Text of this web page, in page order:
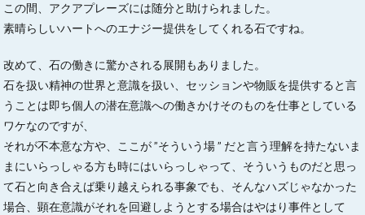
この間、アクアプレーズには随分と助けられました。
素晴らしいハートへのエナジー提供をしてくれる石ですね。
改めて、石の働きに驚かされる展開もありました。
石を扱い精神の世界と意識を扱い、セッションや物販を提供すると言
うことは即ち個人の潜在意識への働きかけそのものを仕事としている
ワケなのですが、
それが不本意な方や、ここが ”そういう場 ” だと言う理解を持たないま
まにいらっしゃる方も時にはいらっしゃって、そういうものだと思っ
て石と向き合えば乗り越えられる事象でも、そんなハズじゃなかった
場合、顕在意識がそれを回避しようとする場合はやはり事件として